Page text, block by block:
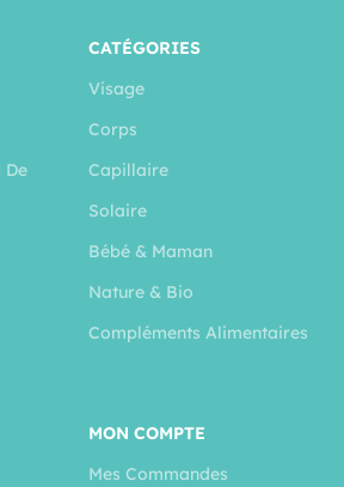
De
CATÉGORIES
Visage
Corps
Capillaire
Solaire
Bébé & Maman
Nature & Bio
Compléments Alimentaires
MON COMPTE
Mes Commandes